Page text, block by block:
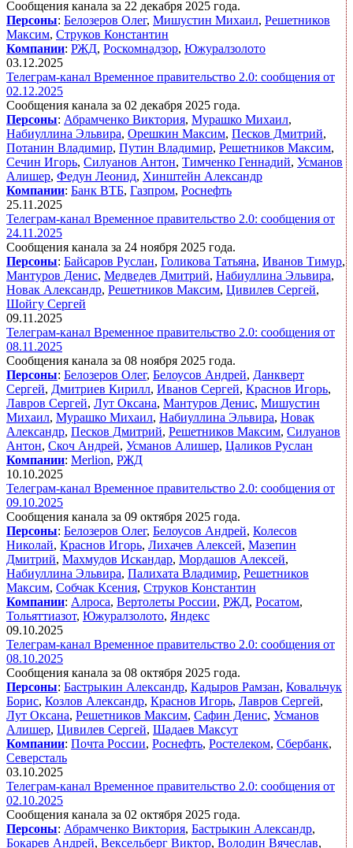
Сообщения канала за 22 декабря 2025 года.
Персоны: Белозеров Олег, Мишустин Михаил, Решетников
Максим, Струков Константин
Компании: РЖД, Роскомнадзор, Южуралзолото
03.12.2025
Телеграм-канал Временное правительство 2.0: сообщения от
02.12.2025
Сообщения канала за 02 декабря 2025 года.
Персоны: Абрамченко Виктория, Мурашко Михаил,
Набиуллина Эльвира, Орешкин Максим, Песков Дмитрий,
Потанин Владимир, Путин Владимир, Решетников Максим,
Сечин Игорь, Силуанов Антон, Тимченко Геннадий, Усманов
Алишер, Федун Леонид, Хинштейн Александр
Компании: Банк ВТБ, Газпром, Роснефть
25.11.2025
Телеграм-канал Временное правительство 2.0: сообщения от
24.11.2025
Сообщения канала за 24 ноября 2025 года.
Персоны: Байсаров Руслан, Голикова Татьяна, Иванов Тимур,
Мантуров Денис, Медведев Дмитрий, Набиуллина Эльвира,
Новак Александр, Решетников Максим, Цивилев Сергей,
Шойгу Сергей
09.11.2025
Телеграм-канал Временное правительство 2.0: сообщения от
08.11.2025
Сообщения канала за 08 ноября 2025 года.
Персоны: Белозеров Олег, Белоусов Андрей, Данкверт
Сергей, Дмитриев Кирилл, Иванов Сергей, Краснов Игорь,
Лавров Сергей, Лут Оксана, Мантуров Денис, Мишустин
Михаил, Мурашко Михаил, Набиуллина Эльвира, Новак
Александр, Песков Дмитрий, Решетников Максим, Силуанов
Антон, Скоч Андрей, Усманов Алишер, Цаликов Руслан
Компании: Merlion, РЖД
10.10.2025
Телеграм-канал Временное правительство 2.0: сообщения от
09.10.2025
Сообщения канала за 09 октября 2025 года.
Персоны: Белозеров Олег, Белоусов Андрей, Колесов
Николай, Краснов Игорь, Лихачев Алексей, Мазепин
Дмитрий, Махмудов Искандар, Мордашов Алексей,
Набиуллина Эльвира, Палихата Владимир, Решетников
Максим, Собчак Ксения, Струков Константин
Компании: Алроса, Вертолеты России, РЖД, Росатом,
Тольяттиазот, Южуралзолото, Яндекс
09.10.2025
Телеграм-канал Временное правительство 2.0: сообщения от
08.10.2025
Сообщения канала за 08 октября 2025 года.
Персоны: Бастрыкин Александр, Кадыров Рамзан, Ковальчук
Борис, Козлов Александр, Краснов Игорь, Лавров Сергей,
Лут Оксана, Решетников Максим, Сафин Денис, Усманов
Алишер, Цивилев Сергей, Шадаев Максут
Компании: Почта России, Роснефть, Ростелеком, Сбербанк,
Северсталь
03.10.2025
Телеграм-канал Временное правительство 2.0: сообщения от
02.10.2025
Сообщения канала за 02 октября 2025 года.
Персоны: Абрамченко Виктория, Бастрыкин Александр,
Бокарев Андрей, Вексельберг Виктор, Володин Вячеслав,